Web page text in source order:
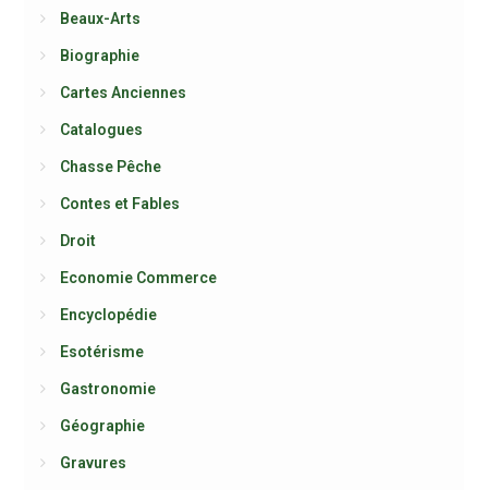
Beaux-Arts
Biographie
Cartes Anciennes
Catalogues
Chasse Pêche
Contes et Fables
Droit
Economie Commerce
Encyclopédie
Esotérisme
Gastronomie
Géographie
Gravures